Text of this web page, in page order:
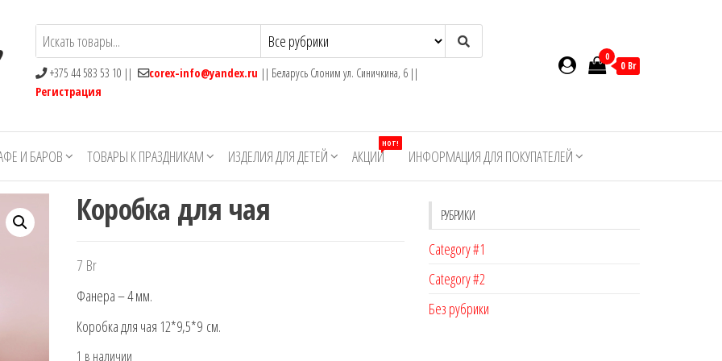
+375 44 583 53 10 || corex-info@yandex.ru || Беларусь Слоним ул. Синичкина, 6 ||
Регистрация
0
0 Br
И БАРОВ ТОВАРЫ К ПРАЗДНИКАМ ИЗДЕЛИЯ ДЛЯ ДЕТЕЙ АКЦИИ
HOT!
ИНФОРМАЦИЯ ДЛЯ ПОКУПАТЕЛЕЙ
Коробка для чая
7 Br
Фанера – 4 мм.
Коробка для чая 12*9,5*9 см.
1 в наличии
РУБРИКИ
Category #1
Category #2
Без рубрики